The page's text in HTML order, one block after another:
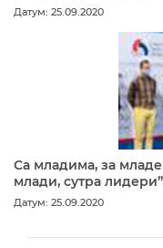
Датум: 25.09.2020
Са младима, за
млади, сутра лидери”
Датум: 25.09.2020